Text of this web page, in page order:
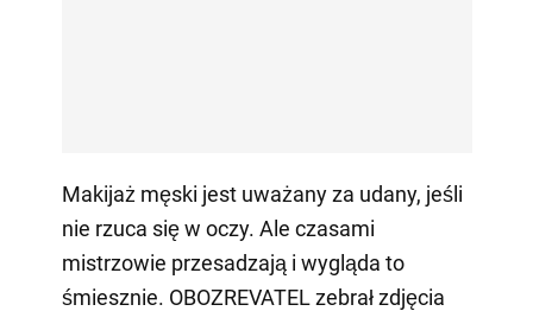
Makijaż męski jest uważany za udany, jeśli
nie rzuca się w oczy. Ale czasami
mistrzowie przesadzają i wygląda to
śmiesznie. OBOZREVATEL zebrał zdjęcia